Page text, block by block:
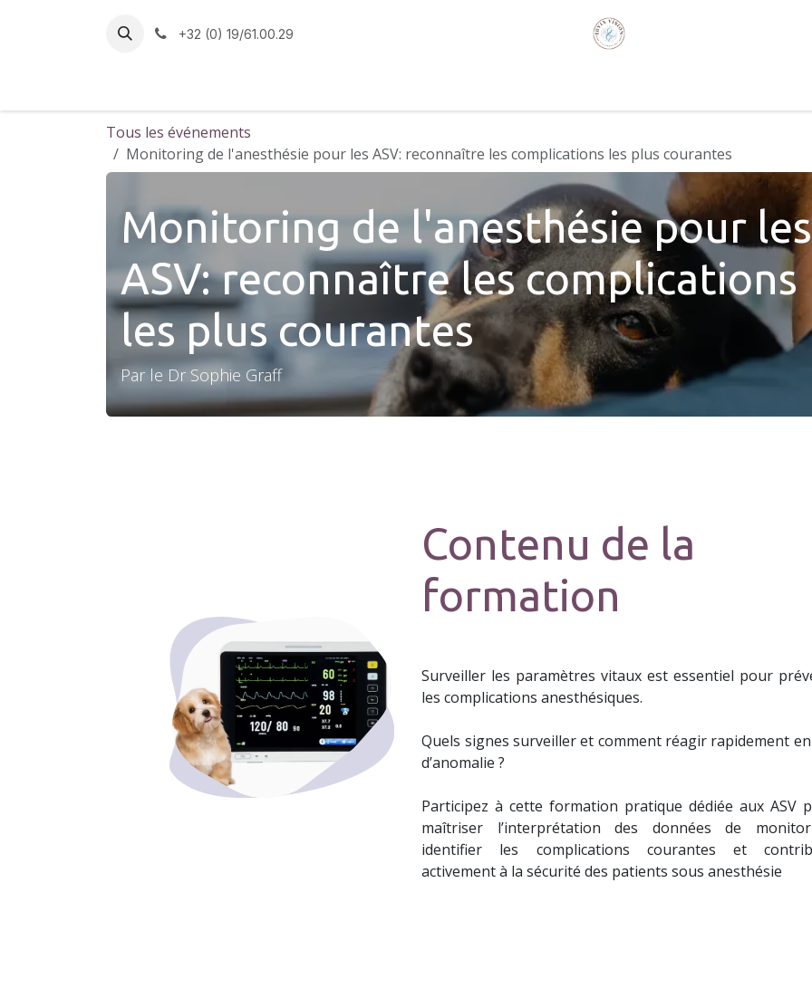
+32 (0) 19/61.00.29
Tous les événements
Monitoring de l'anesthésie pour les ASV: reconnaître les complications les plus courantes
Monitoring de l'anesthésie pour les
ASV: reconnaître les complications
les plus courantes
Par le Dr Sophie Graff
Contenu de la
formation
Surveiller les paramètres vitaux est essentiel pour
les complications anesthésiques.
Quels signes surveiller et comment réagir rapidement en
d’anomalie ?
Participez à cette formation pratique dédiée aux ASV
maîtriser l’interprétation des données de
identifier les complications courantes et
activement à la sécurité des patients sous anesthésie